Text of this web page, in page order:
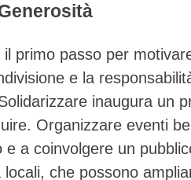
primo passo per
e la
inaugura un
Organizzare eventi
a coinvolgere un
che possono